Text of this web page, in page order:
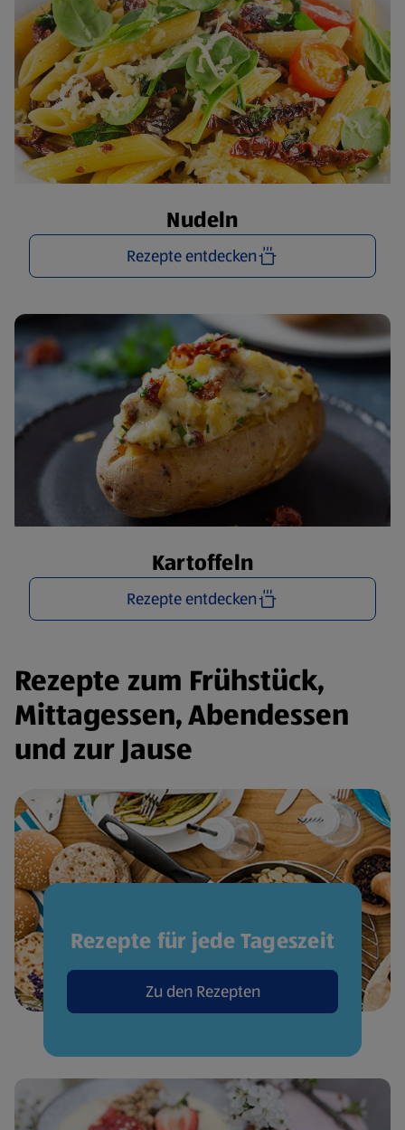
Nudeln
Rezepte entdecken
Kartoffeln
Rezepte entdecken
Rezepte zum Frühstück,
Mittagessen, Abendessen
und zur Jause
Rezepte für jede Tageszeit
Zu den Rezepten